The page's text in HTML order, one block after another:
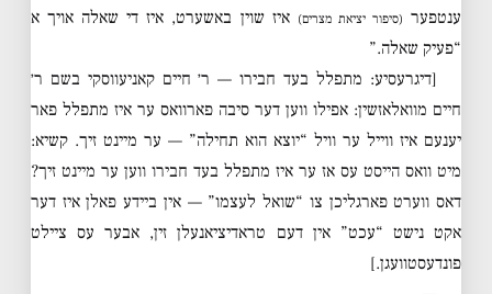
ענטפער (סיפור יציאת מצרים) איז שוין באשערט, איז די שאלה אויך א
“פעיק שאלה.”
[דיגרעסיע: מתפלל בעד חבירו — ר׳ חיים קאניעווסקי בשם ר׳
חיים מוואלאזשין: אפילו ווען דער סיבה פארוואס ער איז מתפלל פאר
יענעם איז ווייל ער וויל “יוצא הוא תחילה” — ער מיינט זיך. קשיא:
מיט וואס הייסט עס אז ער איז מתפלל בעד חבירו ווען ער מיינט זיך?
דאס ווערט פארגליכן צו “שואל לעצמו” — אין ביידע פאלן איז דער
אקט נישט “עכט” אין דעם טראדיציאנעלן זין, אבער עס ציילט
פונדעסטוועגן.]